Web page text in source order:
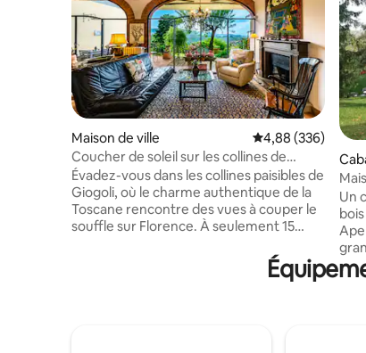
Maison de ville Évaluation
4,88 (336)
Coucher de soleil sur les collines de
Florence • Giogoli
Évadez-vous dans les collines paisibles de
Giogoli, où le charme authentique de la
Toscane rencontre des vues à couper le
souffle sur Florence. À seulement 15
campagne du Chianti, cette élégante
maison est le point de départ idéal pour
Un